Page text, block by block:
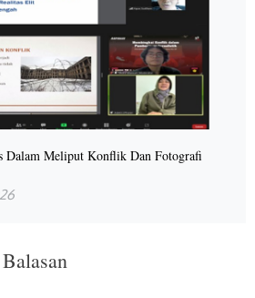
Dalam Meliput Konflik Dan Fotografi